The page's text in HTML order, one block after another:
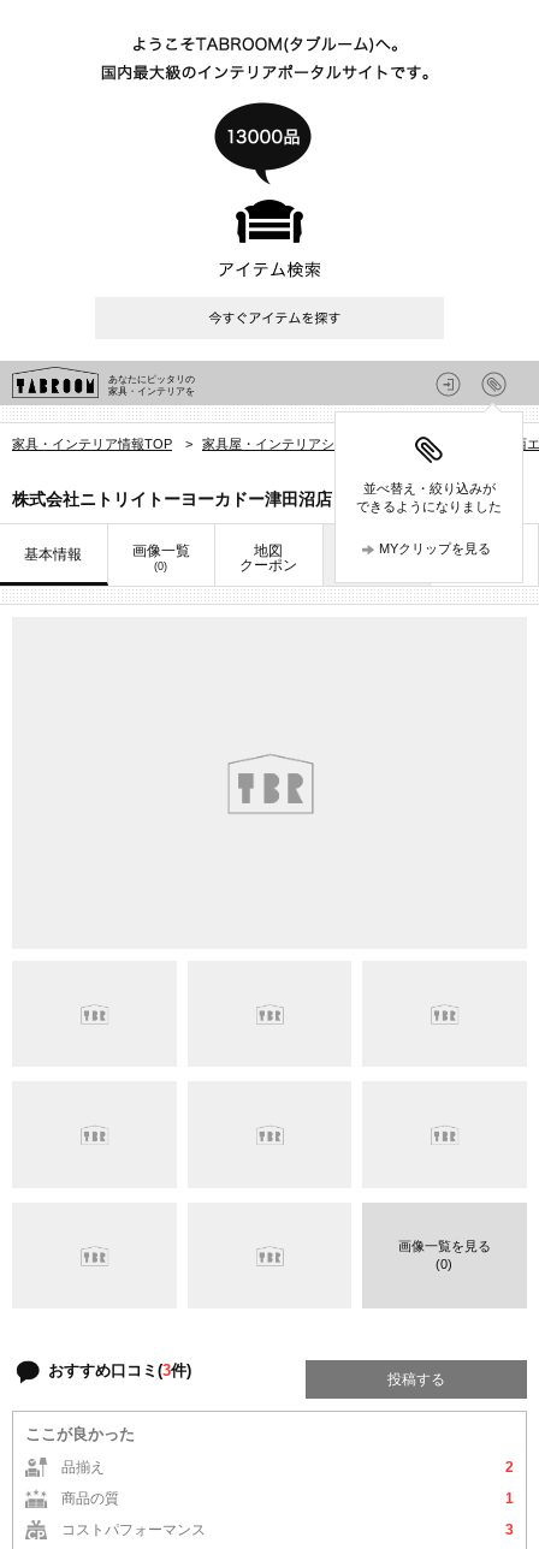
あなたにピッタリの
家具・インテリアを
並べ替え・絞り込みが
できるようになりました
MYクリップを見る
家具・インテリア情報TOP > 家具屋・インテリアショップを探す > 西
株式会社ニトリイトーヨーカドー津田沼店
基本情報 画像一覧
(0)
地図
クーポン
お知らせ 口コミ
画像一覧を見る
(0)
おすすめ口コミ(3件) 投稿する
ここが良かった
品揃え
2
商品の質
1
コストパフォーマンス
3